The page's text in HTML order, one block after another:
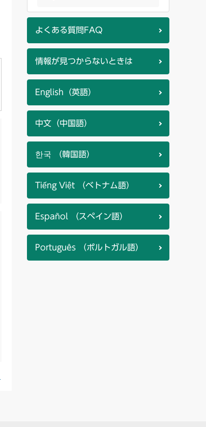
よくある質問FAQ
情報が見つからないときは
English（英語）
中文（中国語）
한국 （韓国語）
Tiếng Việt （ベトナム語）
Español （スペイン語）
Português （ポルトガル語）